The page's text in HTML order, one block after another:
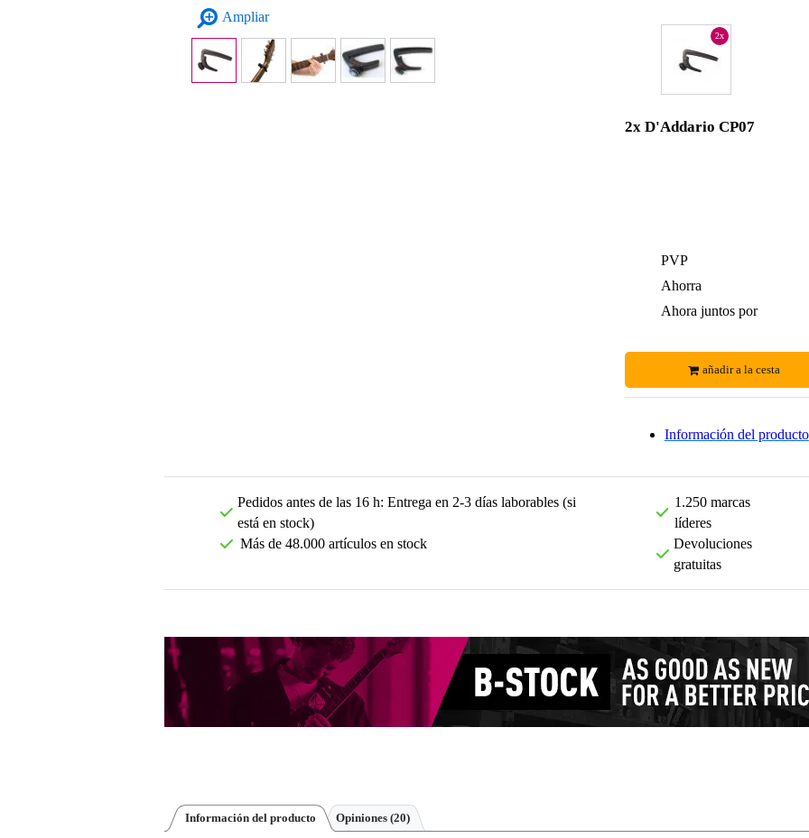
Ampliar
2x
2x D'Addario CP07
PVP
Ahorra
Ahora juntos por
añadir a la cesta
Información del producto
Pedidos antes de las 16 h: Entrega en 2-3 días laborables (si
está en stock)
Más de 48.000 artículos en stock
1.250 marcas
líderes
Devoluciones
gratuitas
Información del producto Opiniones (20)